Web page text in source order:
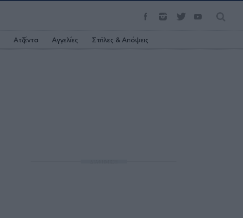
Ατζέντα Αγγελίες Στήλες & Απόψεις